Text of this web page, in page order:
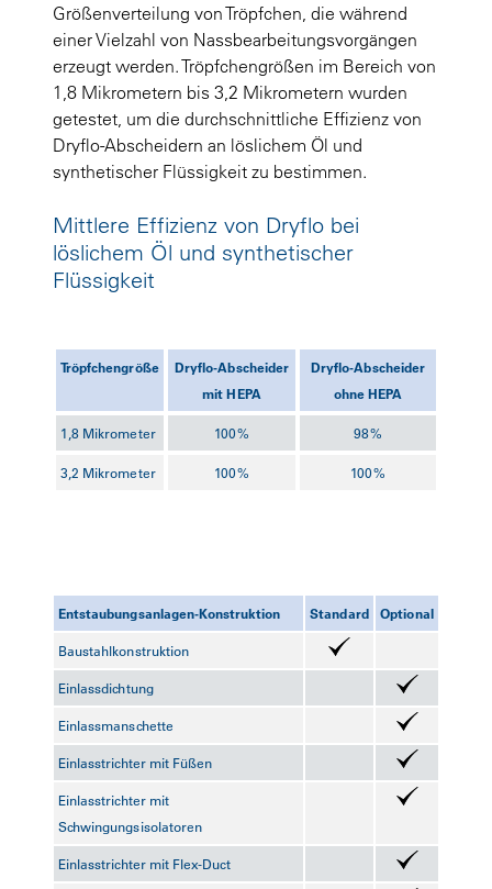
Größenverteilung von Tröpfchen, die während
einer Vielzahl von Nassbearbeitungsvorgängen
erzeugt werden. Tröpfchengrößen im Bereich von
1,8 Mikrometern bis 3,2 Mikrometern wurden
getestet, um die durchschnittliche Effizienz von
Dryflo-Abscheidern an löslichem Öl und
synthetischer Flüssigkeit zu bestimmen.
Mittlere Effizienz von Dryflo bei
löslichem Öl und synthetischer
Flüssigkeit
Tröpfchengröße
Dryflo-Abscheider
mit HEPA
Dryflo-Abscheider
ohne HEPA
1,8 Mikrometer 100% 98%
3,2 Mikrometer 100% 100%
Entstaubungsanlagen-Konstruktion Standard Optional
Baustahlkonstruktion
Einlassdichtung
Einlassmanschette
Einlasstrichter mit Füßen
Einlasstrichter mit
Schwingungsisolatoren
Einlasstrichter mit Flex-Duct